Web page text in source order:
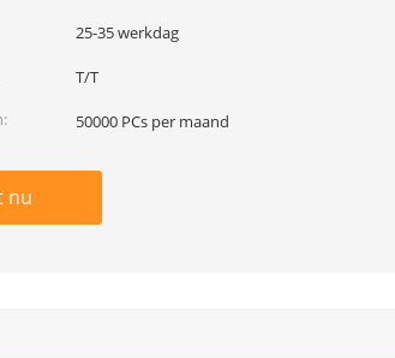
25-35 werkdag
T/T
50000 PCs per maand
nu